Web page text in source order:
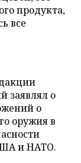
продукта,
все
заявлял о
о
оружия в
и НАТО.